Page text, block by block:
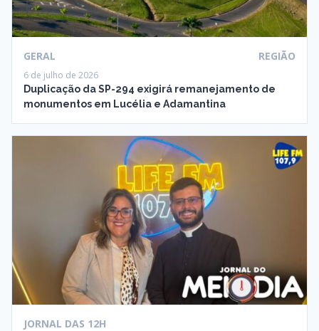
GERAL REGIÃO
6 de julho de 2026
Duplicação da SP-294 exigirá remanejamento de
monumentos em Lucélia e Adamantina
JORNAL DAS 12H